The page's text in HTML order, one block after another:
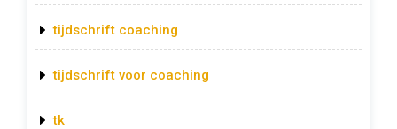
tijdschrift coaching
tijdschrift voor coaching
tk